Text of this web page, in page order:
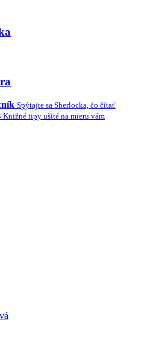
Spýtajte sa Sherlocka, čo čítať
Knižné tipy ušité na mieru vám